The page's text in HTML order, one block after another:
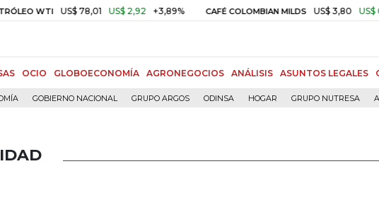
US$ 78,01 US$ 2,92 +3,89% CAFÉ COLOMBIAN MILDS US$ 3,80 US$ 0,05
OCIO GLOBOECONOMÍA AGRONEGOCIOS ANÁLISIS ASUNTOS LEGALES
GOBIERNO NACIONAL GRUPO ARGOS ODINSA HOGAR GRUPO NUTRESA